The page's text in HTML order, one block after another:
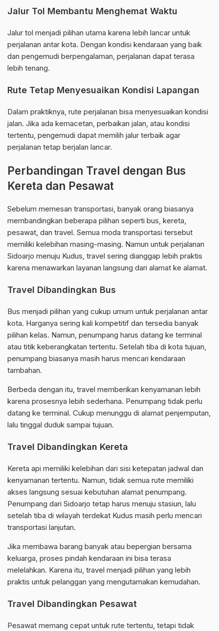
Jalur Tol Membantu Menghemat Waktu
Jalur tol menjadi pilihan utama karena lebih lancar untuk
perjalanan antar kota. Dengan kondisi kendaraan yang baik
dan pengemudi berpengalaman, perjalanan dapat terasa
lebih tenang.
Rute Tetap Menyesuaikan Kondisi Lapangan
Dalam praktiknya, rute perjalanan bisa menyesuaikan kondisi
jalan. Jika ada kemacetan, perbaikan jalan, atau kondisi
tertentu, pengemudi dapat memilih jalur terbaik agar
perjalanan tetap berjalan lancar.
Perbandingan Travel dengan Bus
Kereta dan Pesawat
Sebelum memesan transportasi, banyak orang biasanya
membandingkan beberapa pilihan seperti bus, kereta,
pesawat, dan travel. Semua moda transportasi tersebut
memiliki kelebihan masing-masing. Namun untuk perjalanan
Sidoarjo menuju Kudus, travel sering dianggap lebih praktis
karena menawarkan layanan langsung dari alamat ke alamat.
Travel Dibandingkan Bus
Bus menjadi pilihan yang cukup umum untuk perjalanan antar
kota. Harganya sering kali kompetitif dan tersedia banyak
pilihan kelas. Namun, penumpang harus datang ke terminal
atau titik keberangkatan tertentu. Setelah tiba di kota tujuan,
penumpang biasanya masih harus mencari kendaraan
tambahan.
Berbeda dengan itu, travel memberikan kenyamanan lebih
karena prosesnya lebih sederhana. Penumpang tidak perlu
datang ke terminal. Cukup menunggu di alamat penjemputan,
lalu tinggal duduk sampai tujuan.
Travel Dibandingkan Kereta
Kereta api memiliki kelebihan dari sisi ketepatan jadwal dan
kenyamanan tertentu. Namun, tidak semua rute memiliki
akses langsung sesuai kebutuhan alamat penumpang.
Penumpang dari Sidoarjo tetap harus menuju stasiun, lalu
setelah tiba di wilayah terdekat Kudus masih perlu mencari
transportasi lanjutan.
Jika membawa barang banyak atau bepergian bersama
keluarga, proses pindah kendaraan ini bisa terasa
melelahkan. Karena itu, travel menjadi pilihan yang lebih
praktis untuk pelanggan yang mengutamakan kemudahan.
Travel Dibandingkan Pesawat
Pesawat memang cepat untuk rute tertentu, tetapi tidak